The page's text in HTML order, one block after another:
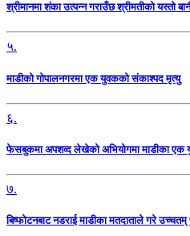
श्रीमानमा शंका उत्पन्न गराउँछ श्रीमतीको यस्तो
५.
माडीको गोपालनगरमा एक युवकको संकाश्पद मृत्यु
६.
फेसबुकमा अपशव्द लेखेको अभियोगमा माडीका एक
७.
बिष्फोटनबाट नडराई माडीका मतदाताले गरे